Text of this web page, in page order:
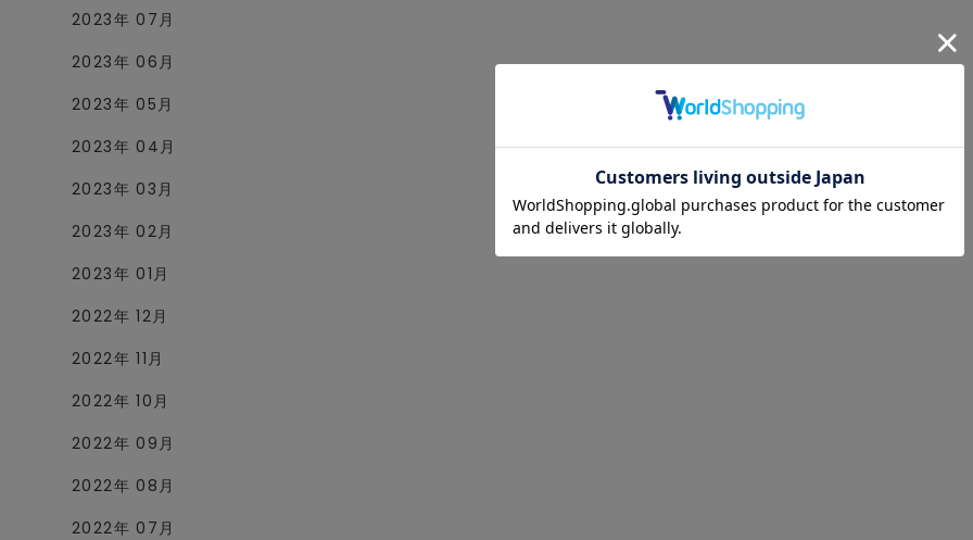
2023年 07月
2023年 06月
2023年 05月
2023年 04月
2023年 03月
2023年 02月
2023年 01月
2022年 12月
2022年 11月
2022年 10月
2022年 09月
2022年 08月
2022年 07月